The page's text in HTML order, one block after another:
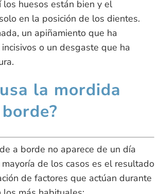
huesos están bien y el
en la posición de los dientes.
un apiñamiento que ha
o un desgaste que ha
la mordida
a borde no aparece de un día
de los casos es el resultado
de factores que actúan durante